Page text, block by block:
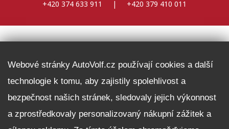
+420 374 633 911
|
+420 379 410 011
Fleet program Škoda
Nabídka zaměstnání
Facebook
Webové stránky AutoVolf.cz používají cookies a další
technologie k tomu, aby zajistily spolehlivost a
bezpečnost našich stránek, sledovaly jejich výkonnost
a zprostředkovaly personalizovaný nákupní zážitek a